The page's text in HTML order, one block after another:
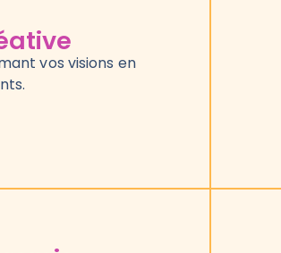
vos visions en